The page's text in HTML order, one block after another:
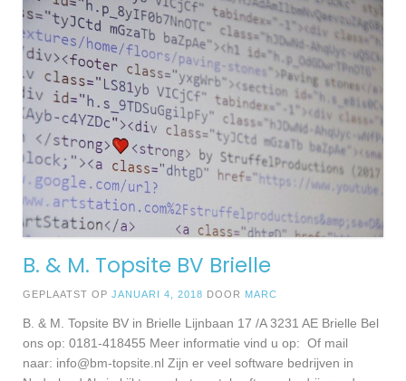
B. & M. Topsite BV Brielle
GEPLAATST OP JANUARI 4, 2018 DOOR MARC
B. & M. Topsite BV in Brielle Lijnbaan 17 /A 3231 AE Brielle Bel
ons op: 0181-418455 Meer informatie vind u op: Of mail
naar: info@bm-topsite.nl Zijn er veel software bedrijven in